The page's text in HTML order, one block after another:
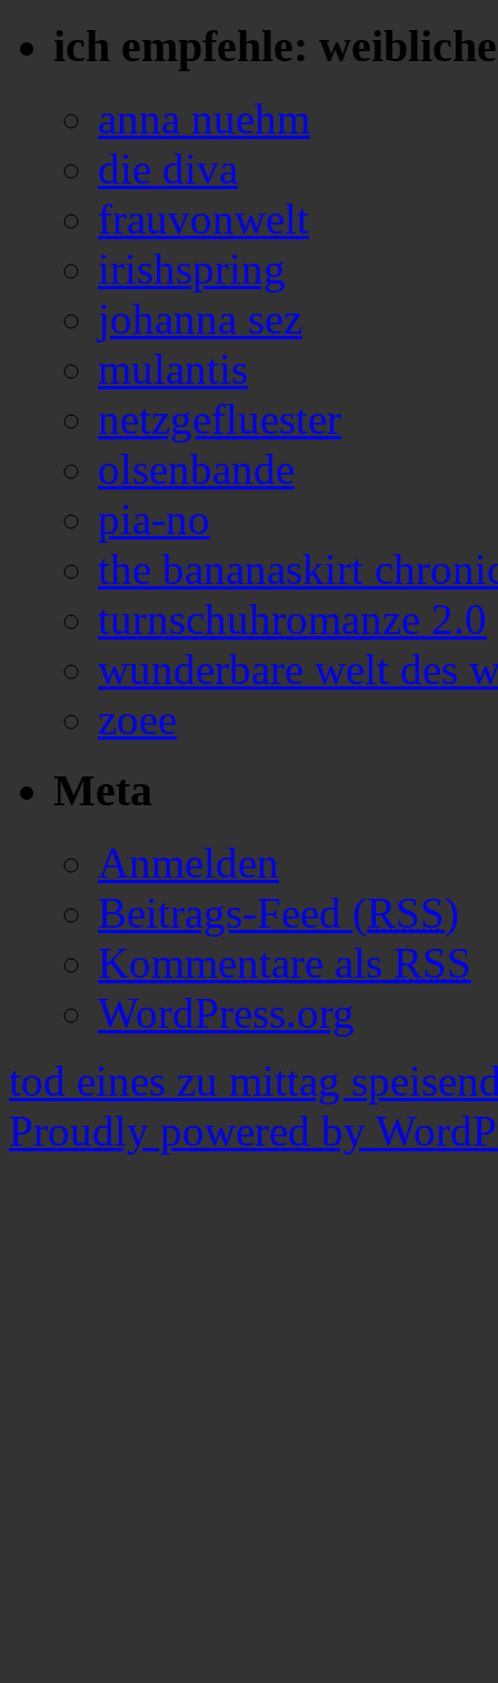
ich empfehle:
anna nuehm
die diva
frauvonwelt
irishspring
johanna sez
mulantis
netzgefluester
olsenbande
pia-no
the bananaskirt
turnschuhromanze 2.0
wunderbare welt des
zoee
Meta
Anmelden
Beitrags-Feed (RSS)
Kommentare als RSS
WordPress.org
tod eines zu mittag
Proudly powered by